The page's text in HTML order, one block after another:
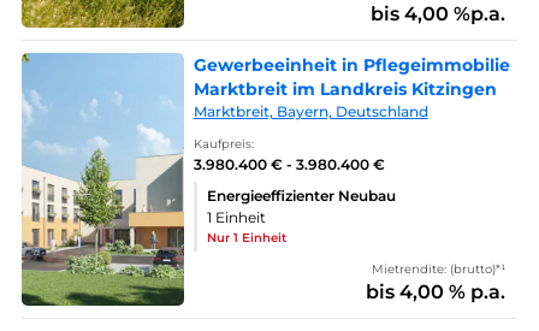
bis 4,00 %p.a.
Gewerbeeinheit in Pflegeimmobilie
Marktbreit im Landkreis Kitzingen
Marktbreit, Bayern, Deutschland
Kaufpreis:
3.980.400 € - 3.980.400 €
Energieeffizienter Neubau
1 Einheit
Nur 1 Einheit
Mietrendite: (brutto)*¹
bis 4,00 % p.a.